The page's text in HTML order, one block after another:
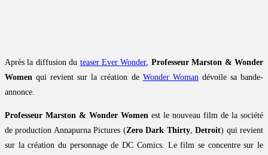
Après la diffusion du teaser Ever Wonder, Professeur Marston & Wonder
Women qui revient sur la création de Wonder Womandévoile sa bande-
annonce.
Professeur Marston & Wonder Women est le nouveau film de la société
de production Annapurna Pictures (Zero Dark Thirty,Detroit) qui revient
sur la création du personnage de DC Comics. Le film se concentre sur le